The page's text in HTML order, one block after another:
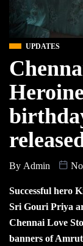
UPDATES
By Admin
Successful hero
Sri Gouri Priya
Chennai Love
banners of